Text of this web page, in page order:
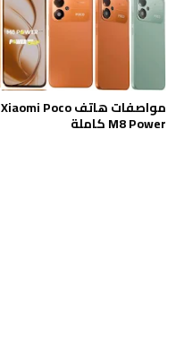
مواصفات هاتف Xiaomi Poco
M8 Power كاملة